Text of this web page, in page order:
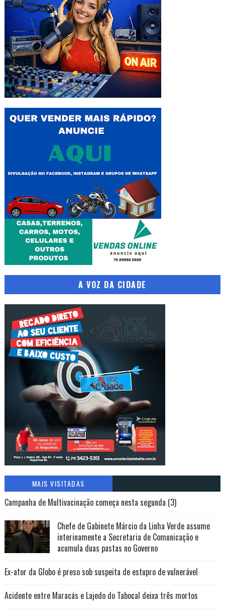
A VOZ DA CIDADE
MAIS VISITADAS
Campanha de Multivacinação começa nesta segunda (3)
Chefe de Gabinete Márcio da Linha Verde assume
interinamente a Secretaria de Comunicação e
acumula duas pastas no Governo
Ex-ator da Globo é preso sob suspeita de estupro de vulnerável
Acidente entre Maracás e Lajedo do Tabocal deixa três mortos